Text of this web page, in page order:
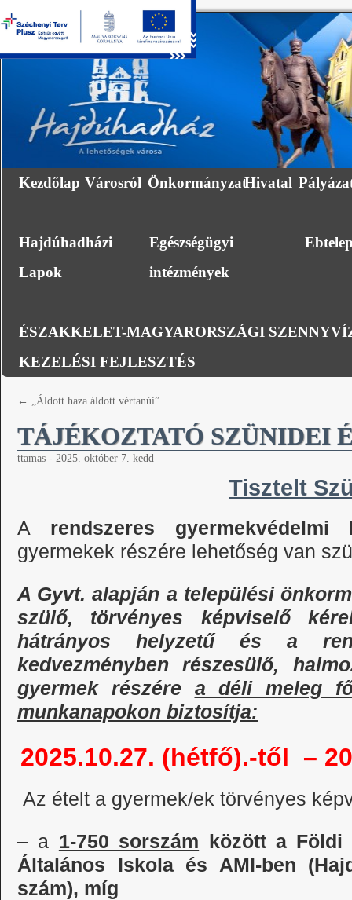
Kezdőlap Városról ÖnkormányzatHivatal
Hajdúhadházi
Lapok
Egészségügyi
intézmények
ÉSZAKKELET-MAGYARORSZÁGI
KEZELÉSI FEJLESZTÉS
← „Áldott haza áldott vértanúi”
TÁJÉKOZTATÓ SZÜNIDEI
ttamas - 2025. október 7. kedd
Tisztelt
A rendszeres gyermekvédelmi
gyermekek részére lehetőség van
A Gyvt. alapján a települési
szülő, törvényes képviselő
hátrányos helyzetű és a
kedvezményben részesülő,
gyermek részére a déli meleg
munkanapokon biztosítja:
2025.10.27. (hétfő).-től –
Az ételt a gyermek/ek törvényes
– a 1-750 sorszám között a Földi
Általános Iskola és AMI-ben
szám), míg